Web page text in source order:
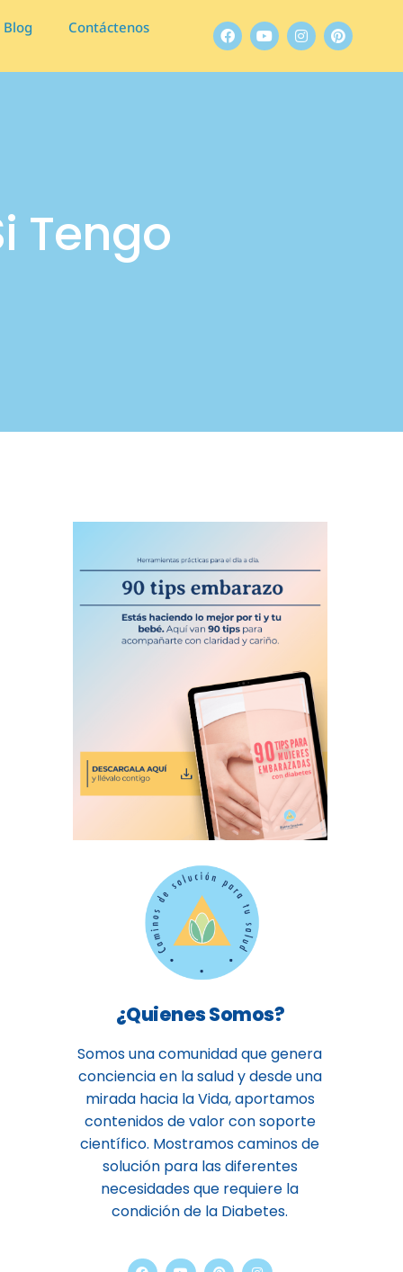
Blog Contáctenos
Tengo
¿Quienes Somos?
Somos una comunidad que genera
conciencia en la salud y desde una
mirada hacia la Vida, aportamos
contenidos de valor con soporte
científico. Mostramos caminos de
solución para las diferentes
necesidades que requiere la
condición de la Diabetes.